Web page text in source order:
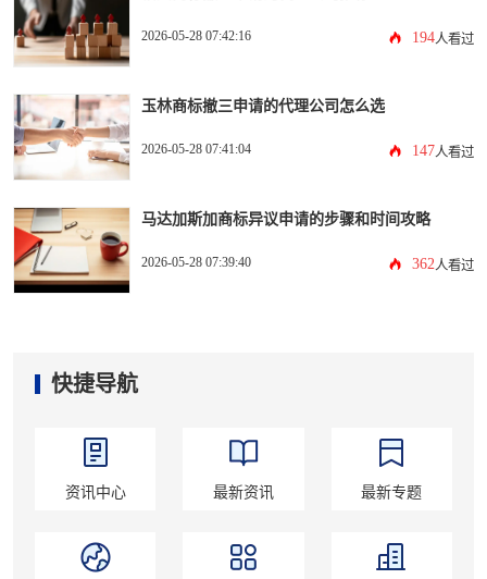
2026-05-28 07:42:16 194人看过
玉林商标撤三申请的代理公司怎么选
2026-05-28 07:41:04 147人看过
马达加斯加商标异议申请的步骤和时间攻略
2026-05-28 07:39:40 362 人看过
快捷导航
资讯中心 最新资讯 最新专题